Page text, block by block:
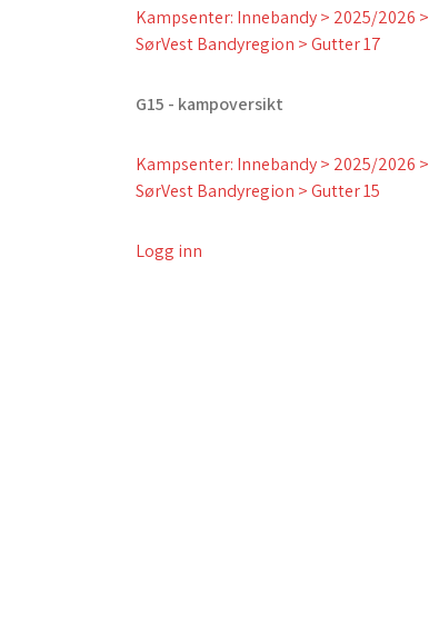
Kampsenter: Innebandy > 2025/2026 >
SørVest Bandyregion > Gutter 17
G15 - kampoversikt
Kampsenter: Innebandy > 2025/2026 >
SørVest Bandyregion > Gutter 15
Logg inn